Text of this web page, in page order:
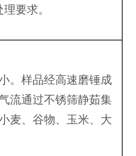
要求。
。样品经高速磨锤成
流通过不锈筛静茹集
麦、谷物、玉米、大